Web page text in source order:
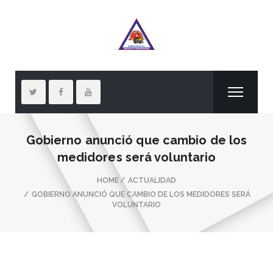
Gobierno anunció que cambio de los
medidores será voluntario
HOME
ACTUALIDAD
GOBIERNO ANUNCIÓ QUE CAMBIO DE LOS MEDIDORES SERÁ
VOLUNTARIO